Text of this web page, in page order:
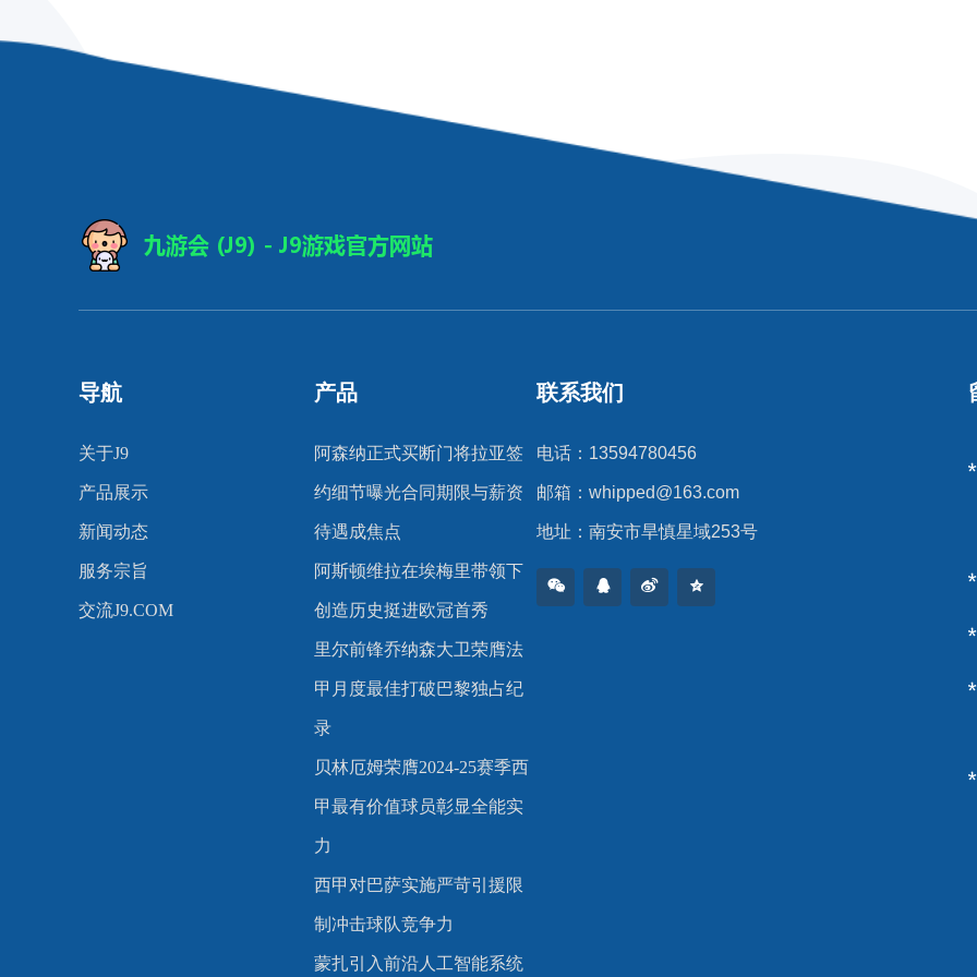
导航
关于J9
产品展示
新闻动态
服务宗旨
交流J9.COM
产品
阿森纳正式买断门将拉亚签
约细节曝光合同期限与薪资
待遇成焦点
阿斯顿维拉在埃梅里带领下
创造历史挺进欧冠首秀
里尔前锋乔纳森大卫荣膺法
甲月度最佳打破巴黎独占纪
录
贝林厄姆荣膺2024-25赛季西
甲最有价值球员彰显全能实
力
西甲对巴萨实施严苛引援限
制冲击球队竞争力
蒙扎引入前沿人工智能系统
联系我们
电话：13594780456
邮箱： whipped@163.com
地址：南安市旱慎星域253号